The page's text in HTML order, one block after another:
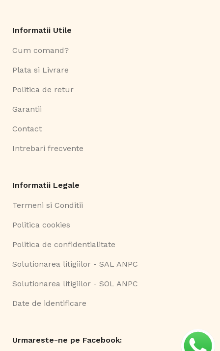
Informatii Utile
Cum comand?
Plata si Livrare
Politica de retur
Garantii
Contact
Intrebari frecvente
Informatii Legale
Termeni si Conditii
Politica cookies
Politica de confidentialitate
Solutionarea litigiilor - SAL ANPC
Solutionarea litigiilor - SOL ANPC
Date de identificare
Urmareste-ne pe Facebook: